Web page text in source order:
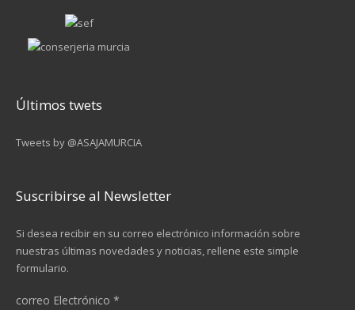
Últimos twets
Tweets by @ASAJAMURCIA
Suscribirse al Newsletter
Si desea recibir en su correo electrónico información sobre
nuestras últimas novedades y noticias, rellene este simple
formulario.
correo Electrónico *